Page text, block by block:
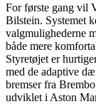
For første gang vil
Bilstein. Systemet
valgmulighederne
både mere
Styretøjet er
med de adaptive
bremser fra
udviklet i Aston